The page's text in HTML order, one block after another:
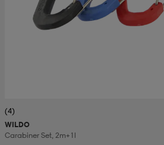
(4)
WILDO
Carabiner Set, 2m+1l